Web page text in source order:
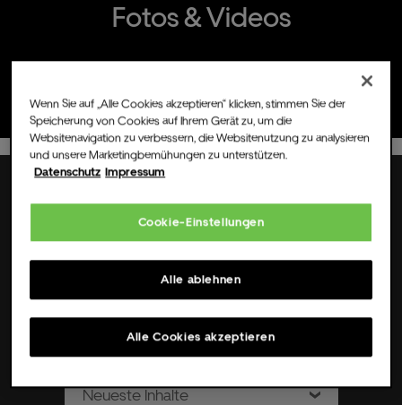
Fotos & Videos
Media Search
Neueste Inhalte
Wenn Sie auf „Alle Cookies akzeptieren“ klicken, stimmen Sie der
Speicherung von Cookies auf Ihrem Gerät zu, um die
Websitenavigation zu verbessern, die Websitenutzung zu analysieren
und unsere Marketingbemühungen zu unterstützen.
Datenschutz Impressum
Cookie-Einstellungen
Alle ablehnen
Alle Cookies akzeptieren